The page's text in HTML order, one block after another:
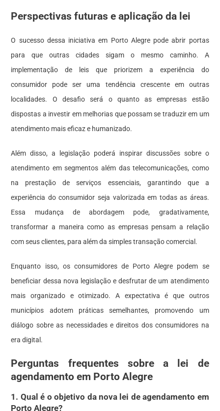
Perspectivas futuras e aplicação da lei
O sucesso dessa iniciativa em Porto Alegre pode abrir portas
para que outras cidades sigam o mesmo caminho. A
implementação de leis que priorizem a experiência do
consumidor pode ser uma tendência crescente em outras
localidades. O desafio será o quanto as empresas estão
dispostas a investir em melhorias que possam se traduzir em um
atendimento mais eficaz e humanizado.
Além disso, a legislação poderá inspirar discussões sobre o
atendimento em segmentos além das telecomunicações, como
na prestação de serviços essenciais, garantindo que a
experiência do consumidor seja valorizada em todas as áreas.
Essa mudança de abordagem pode, gradativamente,
transformar a maneira como as empresas pensam a relação
com seus clientes, para além da simples transação comercial.
Enquanto isso, os consumidores de Porto Alegre podem se
beneficiar dessa nova legislação e desfrutar de um atendimento
mais organizado e otimizado. A expectativa é que outros
municípios adotem práticas semelhantes, promovendo um
diálogo sobre as necessidades e direitos dos consumidores na
era digital.
Perguntas frequentes sobre a lei de
agendamento em Porto Alegre
1. Qual é o objetivo da nova lei de agendamento em
Porto Alegre?